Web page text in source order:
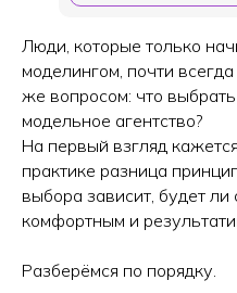
Люди, которые только
моделингом, почти
же вопросом: что
модельное агентство?
На первый взгляд
практике разница
выбора зависит, будет ли
комфортным и
Разберёмся по порядку.